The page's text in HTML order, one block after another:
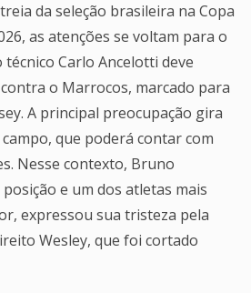
da seleção brasileira na Copa
as atenções se voltam para o
Carlo Ancelotti deve
o Marrocos, marcado para
A principal preocupação gira
que poderá contar com
Nesse contexto, Bruno
e um dos atletas mais
expressou sua tristeza pela
Wesley, que foi cortado